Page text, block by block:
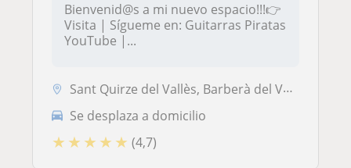
Bienvenid@s a mi nuevo espacio!!!👉
Visita | Sígueme en: Guitarras Piratas
YouTube |...
Sant Quirze del Vallès, Barberà del Vallès, Castellar del Vallès, Castellbisbal, Cerdanyola-Bellaterra, Rubí, Sabadell, Terrassa, Ullastrell
Se desplaza a domicilio
★ ★ ★ ★ ★ (4,7)